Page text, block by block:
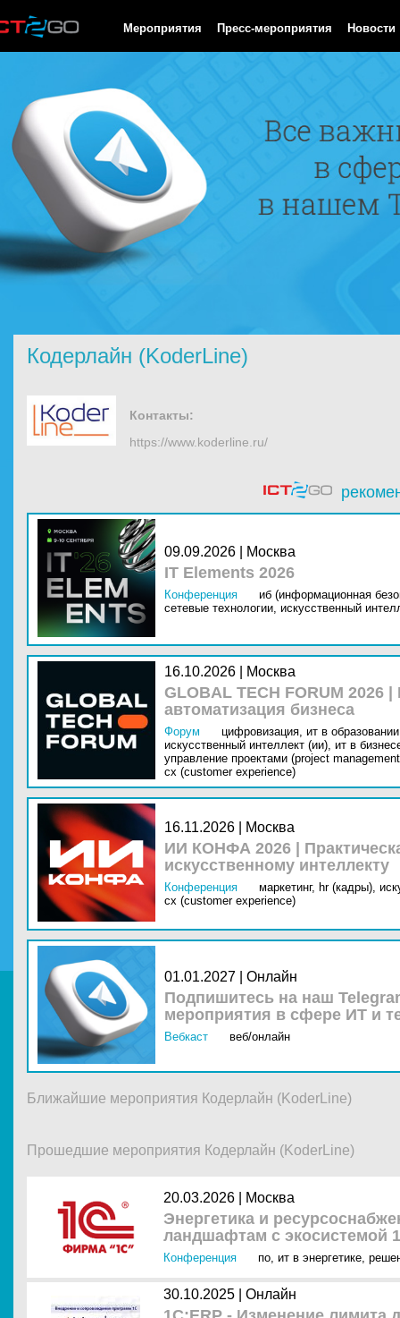
Мероприятия Пресс-мероприятия Новости
Кодерлайн (KoderLine)
Контакты:
https://www.koderline.ru/
09.09.2026 | Москва
IT Elements 2026
Конференция
иб (информационная
сетевые технологии, искусственный
16.10.2026 | Москва
GLOBAL TECH FORUM
автоматизация бизнеса
Форум цифровизация, ит в
искусственный интеллект (ии), ит в
управление проектами (project
cx (customer experience)
16.11.2026 | Москва
ИИ КОНФА 2026 |
искусственному интеллекту
Конференция маркетинг, hr (кадры),
cx (customer experience)
01.01.2027 | Онлайн
Подпишитесь на наш
мероприятия в сфере ИТ и
Вебкаст веб/онлайн
Ближайшие мероприятия Кодерлайн (KoderLine)
Прошедшие мероприятия Кодерлайн (KoderLine)
20.03.2026 | Москва
Энергетика и
ландшафтам с экосистемой
Конференция по, ит в энергетике,
30.10.2025 | Онлайн